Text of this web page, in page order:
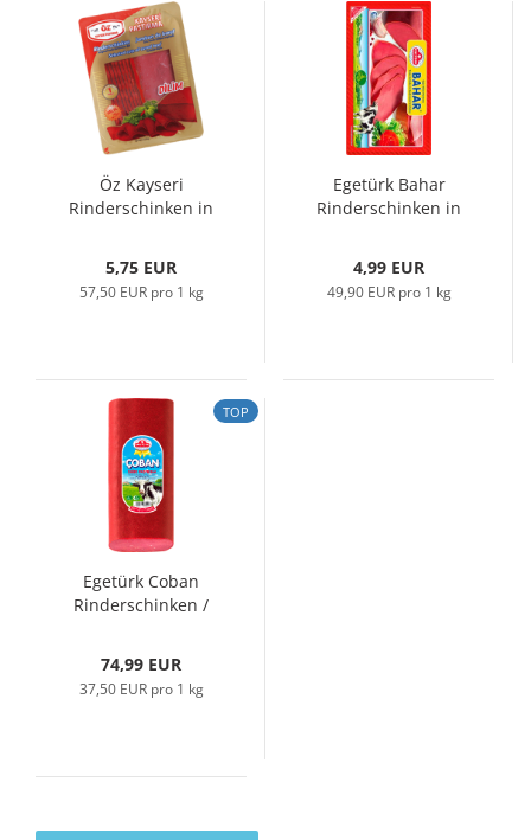
Öz Kayseri
Rinderschinken in
5,75 EUR
57,50 EUR pro 1 kg
Egetürk Bahar
Rinderschinken in
4,99 EUR
49,90 EUR pro 1 kg
TOP
Egetürk Coban
Rinderschinken /
74,99 EUR
37,50 EUR pro 1 kg